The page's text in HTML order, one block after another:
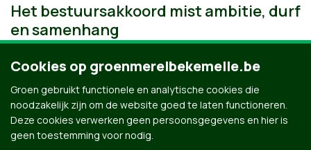
Het bestuursakkoord mist ambitie, durf
en samenhang
Cookies op groenmerelbekemelle.be
Groen gebruikt functionele en analytische cookies die
noodzakelijk zijn om de website goed te laten functioneren.
Deze cookies verwerken geen persoonsgegevens en hier is
geen toestemming voor nodig.